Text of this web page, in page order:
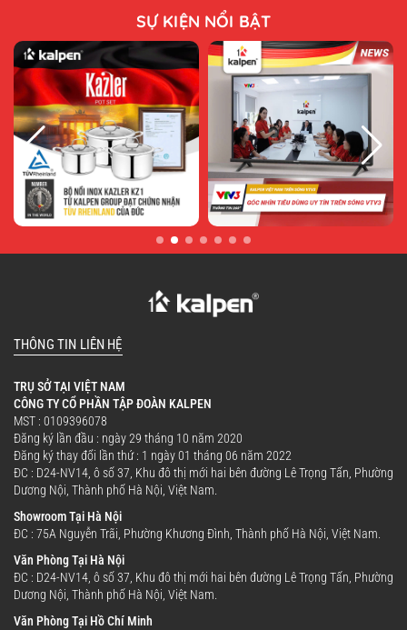
SỰ KIỆN NỔI BẬT
THÔNG TIN LIÊN HỆ
TRỤ SỞ TẠI VIỆT NAM
CÔNG TY CỔ PHẦN TẬP ĐOÀN KALPEN
MST : 0109396078
Đăng ký lần đầu : ngày 29 tháng 10 năm 2020
Đăng ký thay đổi lần thứ : 1 ngày 01 tháng 06 năm 2022
ĐC : D24-NV14, ô số 37, Khu đô thị mới hai bên đường Lê Trọng Tấn, Phường
Dương Nội, Thành phố Hà Nội, Việt Nam.
Showroom Tại Hà Nội
ĐC : 75A Nguyễn Trãi, Phường Khương Đình, Thành phố Hà Nội, Việt Nam.
Văn Phòng Tại Hà Nội
ĐC : D24-NV14, ô số 37, Khu đô thị mới hai bên đường Lê Trọng Tấn, Phường
Dương Nội, Thành phố Hà Nội, Việt Nam.
Văn Phòng Tại Hồ Chí Minh